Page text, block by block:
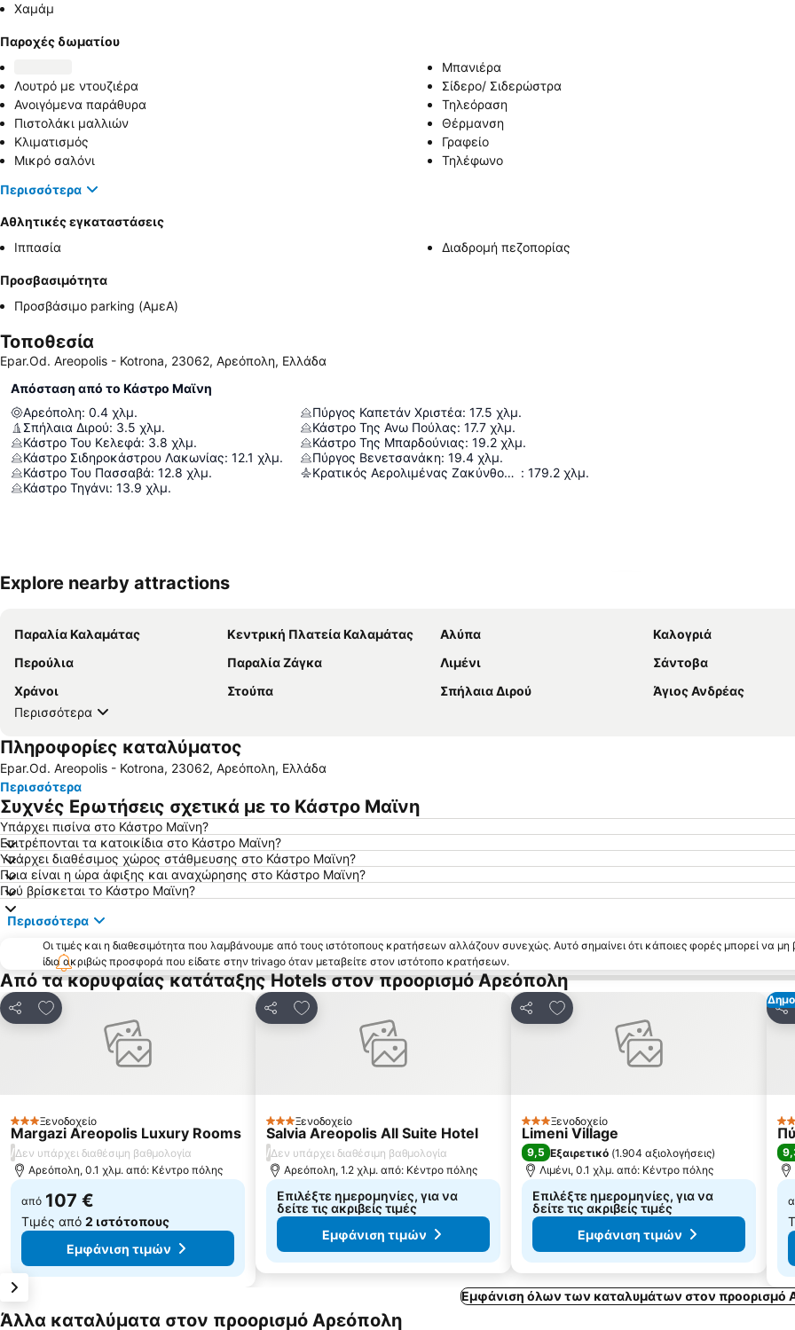
Χαμάμ
Παροχές δωματίου
Μπανιέρα
Λουτρό με ντουζιέρα
Σίδερο/ Σιδερώστρα
Ανοιγόμενα παράθυρα
Τηλεόραση
Πιστολάκι μαλλιών
Θέρμανση
Κλιματισμός
Γραφείο
Μικρό σαλόνι
Τηλέφωνο
Περισσότερα
Αθλητικές εγκαταστάσεις
Ιππασία
Διαδρομή πεζοπορίας
Προσβασιμότητα
Προσβάσιμο parking (ΑμεΑ)
Τοποθεσία
Epar.Od. Areopolis - Kotrona, 23062, Αρεόπολη, Ελλάδα
Απόσταση από το Κάστρο Μαϊνη
Αρεόπολη: 0.4 χλμ.
Σπήλαια Διρού: 3.5 χλμ.
Κάστρο Του Κελεφά: 3.8 χλμ.
Κάστρο Σιδηροκάστρου Λακωνίας: 12.1 χλμ.
Κάστρο Του Πασσαβά: 12.8 χλμ.
Κάστρο Τηγάνι: 13.9 χλμ.
Πύργος Καπετάν Χριστέα: 17.5 χλμ.
Κάστρο Της Ανω Πούλας: 17.7 χλμ.
Κάστρο Της Μπαρδούνιας: 19.2 χλμ.
Πύργος Βενετσανάκη: 19.4 χλμ.
Κρατικός Αερολιμένας Ζακύνθου «Διονύσιος Σολωμός» : 179.2 χλμ.
Explore nearby attractions
Παραλία Καλαμάτας Κεντρική Πλατεία Καλαμάτας Αλύπα
Καλογριά
Περούλια
Παραλία Ζάγκα Λιμένι
Σάντοβα
Χράνοι
Στούπα Σπήλαια Διρού
Άγιος Ανδρέας
Περισσότερα
Πληροφορίες καταλύματος
Epar.Od. Areopolis - Kotrona, 23062, Αρεόπολη, Ελλάδα
Περισσότερα
Συχνές Ερωτήσεις σχετικά με το Κάστρο Μαϊνη
Υπάρχει πισίνα στο Κάστρο Μαϊνη?
Επιτρέπονται τα κατοικίδια στο Κάστρο Μαϊνη?
Υπάρχει διαθέσιμος χώρος στάθμευσης στο Κάστρο Μαϊνη?
Ποια είναι η ώρα άφιξης και αναχώρησης στο Κάστρο Μαϊνη?
Πού βρίσκεται το Κάστρο Μαϊνη?
Περισσότερα
Οι τιμές και η διαθεσιμότητα που λαμβάνουμε από τους ιστότοπους κρατήσεων αλλάζουν συνεχώς. Αυτό σημαίνει ότι κάποιες φορές μπορεί να μη
ίδια ακριβώς προσφορά που είδατε στην trivago όταν μεταβείτε στον ιστότοπο κρατήσεων.
Από τα κορυφαίας κατάταξης Hotels στον προορισμό Αρεόπολη
Κοινοποίηση
Προσθήκη στα αγαπημένα
3 ΑστέριαΞενοδοχείο
Margazi Areopolis Luxury Rooms
/Δεν υπάρχει διαθέσιμη βαθμολογία
Αρεόπολη, 0.1 χλμ. από: Κέντρο πόλης
από 107 €
Τιμές από 2 ιστότοπους
Εμφάνιση τιμών
Κοινοποίηση
Προσθήκη στα αγαπημένα
3 ΑστέριαΞενοδοχείο
Salvia Areopolis All Suite Hotel
/Δεν υπάρχει διαθέσιμη βαθμολογία
Αρεόπολη, 1.2 χλμ. από: Κέντρο πόλης
Επιλέξτε ημερομηνίες, για να
δείτε τις ακριβείς τιμές
Εμφάνιση τιμών
Κοινοποίηση
Προσθήκη στα αγαπημένα
3 ΑστέριαΞενοδοχείο
Limeni Village
9,5 Εξαιρετικό (1.904 αξιολογήσεις)
Λιμένι, 0.1 χλμ. από: Κέντρο πόλης
Επιλέξτε ημερομηνίες, για να
δείτε τις ακριβείς τιμές
Εμφάνιση τιμών
3
Εμφάνιση όλων των καταλυμάτων στον προορισμό
Άλλα καταλύματα στον προορισμό Αρεόπολη